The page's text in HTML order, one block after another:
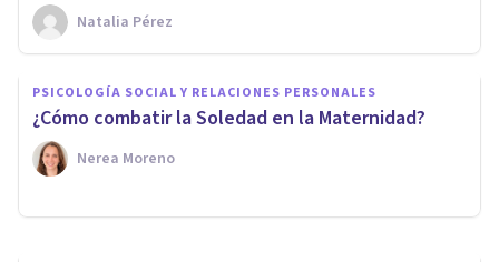
Natalia Pérez
PSICOLOGÍA SOCIAL Y RELACIONES PERSONALES
¿Cómo combatir la Soledad en la Maternidad?
Nerea Moreno
PSICOLOGÍA CLÍNICA
Autocuidado en la maternidad:
cómo superar la culpa para
cuidar bien a tus hijos y a ti
misma